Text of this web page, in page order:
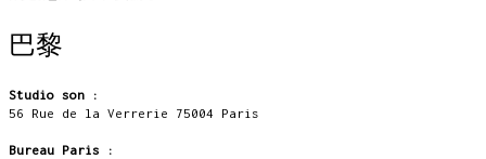
巴黎
Studio son :
56 Rue de la Verrerie 75004 Paris
Bureau Paris :